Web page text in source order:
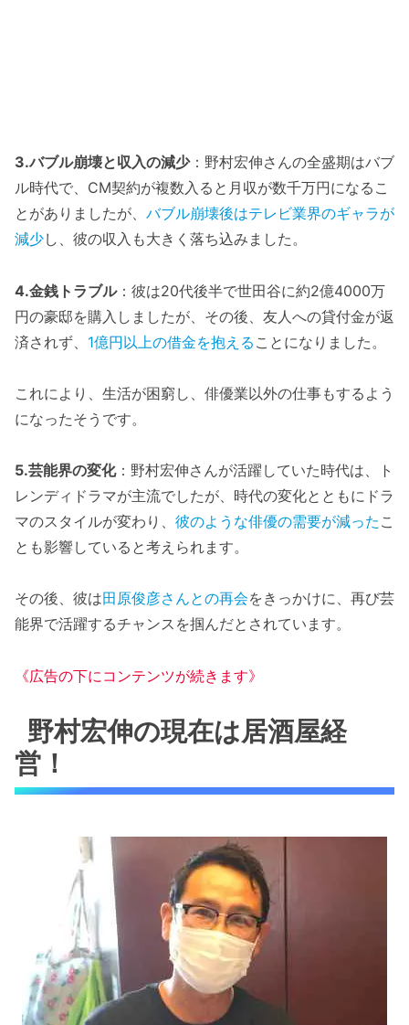
3.バブル崩壊と収入の減少：野村宏伸さんの全盛期はバブ
ル時代で、CM契約が複数入ると月収が数千万円になるこ
とがありましたが、 バブル崩壊後はテレビ業界のギャラが
減少し、彼の収入も大きく落ち込みました。
4.金銭トラブル：彼は20代後半で世田谷に約2億4000万
円の豪邸を購入しましたが、その後、友人への貸付金が返
済されず、 1億円以上の借金を抱える ことになりました。
これにより、生活が困窮し、俳優業以外の仕事もするよう
になったそうです。
5.芸能界の変化：野村宏伸さんが活躍していた時代は、ト
レンディドラマが主流でしたが、時代の変化とともにドラ
マのスタイルが変わり、 彼のような俳優の需要が減った こ
とも影響していると考えられます。
その後、彼は田原俊彦さんとの再会をきっかけに、再び芸
能界で活躍するチャンスを掴んだとされています。
《広告の下にコンテンツが続きます》
野村宏伸の現在は居酒屋経
営！